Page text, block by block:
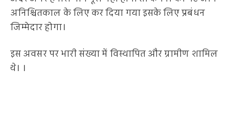
अनिश्चितकाल के लिए कर दिया गया इसके लिए प्रबंधन
जिम्मेदार होगा।
इस अवसर पर भारी संख्या में विस्थापित और ग्रामीण शामिल
थे। ।